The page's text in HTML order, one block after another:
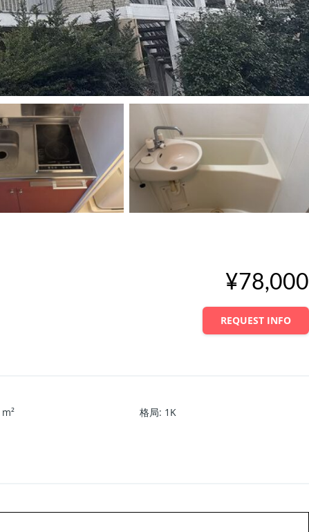
¥78,000
REQUEST INFO
m² 格局: 1K